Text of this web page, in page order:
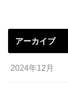
アーカイブ
2024年12月